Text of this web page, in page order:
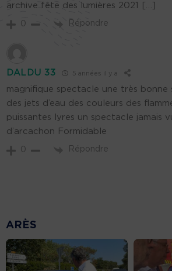
archive fête des lumières 2021 […]
0 Répondre
DALDU 33 5 années il y a
magnifique spectacle une très bonne
des jets d’eau des couleurs des
puissantes lyres un spectacle jamais
d’arcachon Formidable
0 Répondre
ARÈS